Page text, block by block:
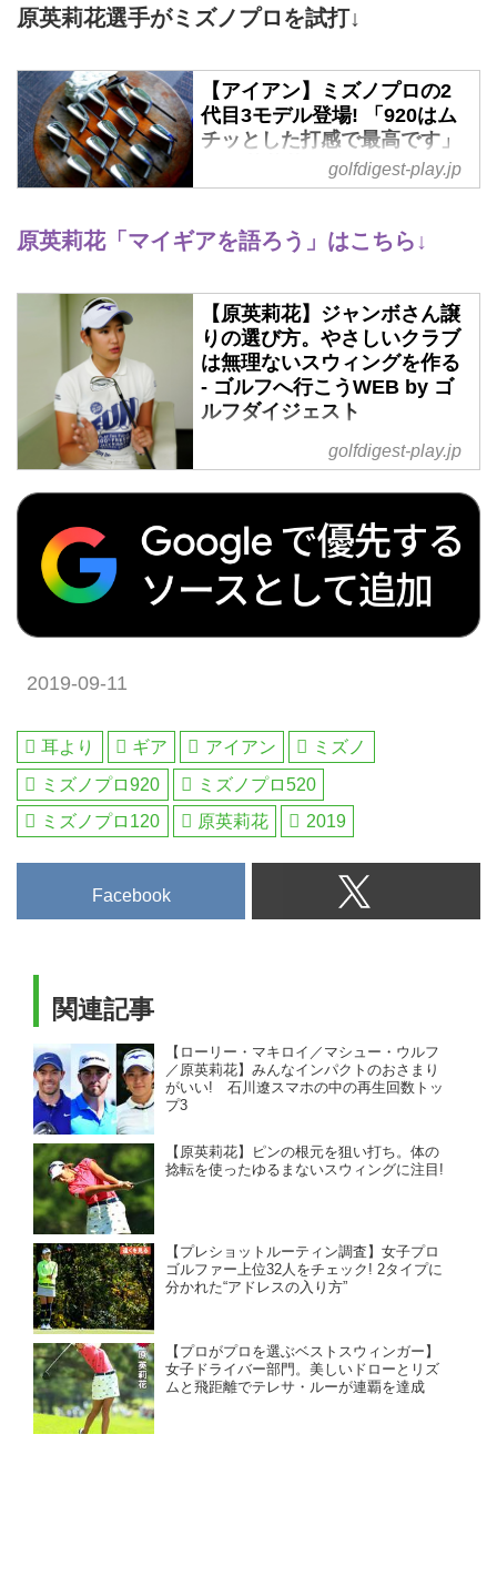
原英莉花選手がミズノプロを試打↓
【アイアン】ミズノプロの2
代目3モデル登場! 「920はム
チッとした打感で最高です」
by原英莉花 - ゴルフへ行こう
WEB by ゴルフダイジェスト
ニューブランドとした生まれた
その2代目となるアイアンが9月に
デビュー。新製品発表会には女子
ツアーを盛り上げる黄金世代の原
英莉花プロ、吉本ひかるプロが登
場。前モデルとの違いや特徴を詳
しく説明した。
golfdigest-play.jp
原英莉花「マイギアを語ろう」はこちら↓
【原英莉花】ジャンボさん譲
りの選び方。やさしいクラブ
は無理ないスウィングを作る
- ゴルフへ行こうWEB by ゴ
ルフダイジェスト
女子ツアーでの活躍が目立つ黄金
世代の一人、原英莉花。クラブ選
びの考え方も師匠・ジャンボ尾崎
の教えに従い、レベルアップして
いるようだ。
golfdigest-play.jp
2019-09-11
耳より ギア アイアン
ミズノ
ミズノプロ920
ミズノプロ520
ミズノプロ120
原英莉花 2019
Facebook
関連記事
【ローリー・マキロイ／マシュー・ウルフ
／原英莉花】みんなインパクトのおさまり
がいい! 石川遼スマホの中の再生回数トッ
プ3
【原英莉花】ピンの根元を狙い打ち。体の
捻転を使ったゆるまないスウィングに注目!
【プレショットルーティン調査】女子プロ
ゴルファー上位32人をチェック! 2タイプに
分かれた“アドレスの入り方”
【プロがプロを選ぶベストスウィンガー】
女子ドライバー部門。美しいドローとリズ
ムと飛距離でテレサ・ルーが連覇を達成